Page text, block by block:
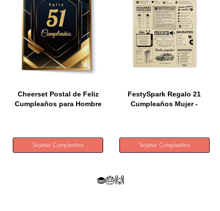
Cheerset Postal de Feliz
Cumpleaños para Hombre
Tarjetas Cumpleaños
FestySpark Regalo 21
Cumpleaños Mujer -
Tarjetas Cumpleaños
🧁🎂🙌